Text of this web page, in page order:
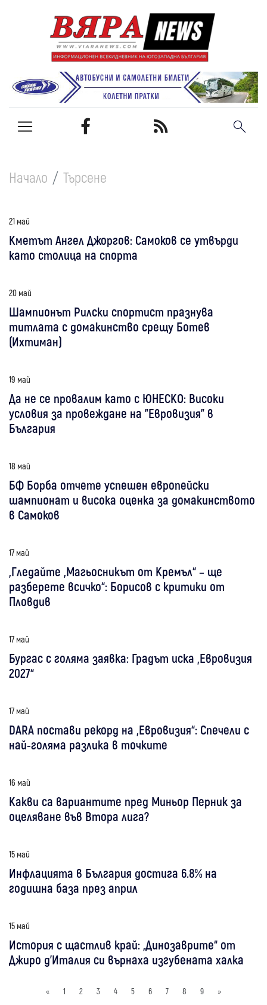
Начало Търсене
21 май
Кметът Ангел Джоргов: Самоков се утвърди
като столица на спорта
20 май
Шампионът Рилски спортист празнува
титлата с домакинство срещу Ботев
(Ихтиман)
19 май
Да не се провалим като с ЮНЕСКО: Високи
условия за провеждане на "Евровизия" в
България
18 май
БФ Борба отчете успешен европейски
шампионат и висока оценка за домакинството
в Самоков
17 май
„Гледайте „Магьосникът от Кремъл“ – ще
разберете всичко“: Борисов с критики от
Пловдив
17 май
Бургас с голяма заявка: Градът иска „Евровизия
2027“
17 май
DARA постави рекорд на „Евровизия“: Спечели с
най-голяма разлика в точките
16 май
Какви са вариантите пред Миньор Перник за
оцеляване във Втора лига?
15 май
Инфлацията в България достига 6.8% на
годишна база през април
15 май
История с щастлив край: „Динозаврите“ от
Джиро д’Италия си върнаха изгубената халка
« 1 2 3 4 5 6 7 8 9 »